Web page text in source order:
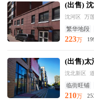
(出售)
沈河区 万
繁华地段
223万
(出售)太
沈北新区
临街旺铺
210万